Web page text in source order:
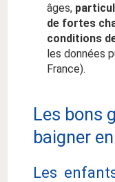
âges,
de fortes
conditions
les données
France).
Les bons
baigner
Les